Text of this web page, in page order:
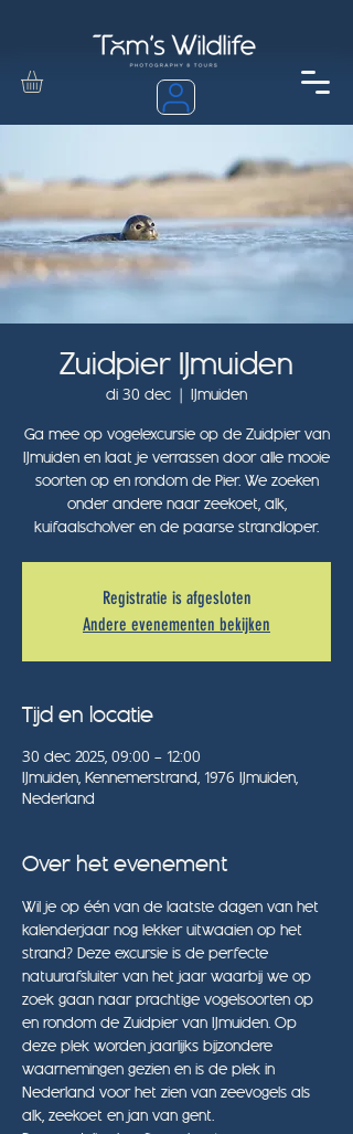
Zuidpier IJmuiden
di 30 dec
  |
IJmuiden
Ga mee op vogelexcursie op de Zuidpier van
IJmuiden en laat je verrassen door alle mooie
soorten op en rondom de Pier. We zoeken
onder andere naar zeekoet, alk,
kuifaalscholver en de paarse strandloper.
Registratie is afgesloten
Andere evenementen bekijken
Tijd en locatie
30 dec 2025, 09:00 – 12:00
IJmuiden, Kennemerstrand, 1976 IJmuiden,
Nederland
Over het evenement
Wil je op één van de laatste dagen van het
kalenderjaar nog lekker uitwaaien op het
strand? Deze excursie is de perfecte
natuurafsluiter van het jaar waarbij we op
zoek gaan naar prachtige vogelsoorten op
en rondom de Zuidpier van IJmuiden. Op
deze plek worden jaarlijks bijzondere
waarnemingen gezien en is de plek in
Nederland voor het zien van zeevogels als
alk, zeekoet en jan van gent.